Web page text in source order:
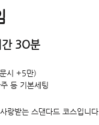
3O분
시 +5만)
등 기본세팅
사랑받는 스댄다드 코스입니다.